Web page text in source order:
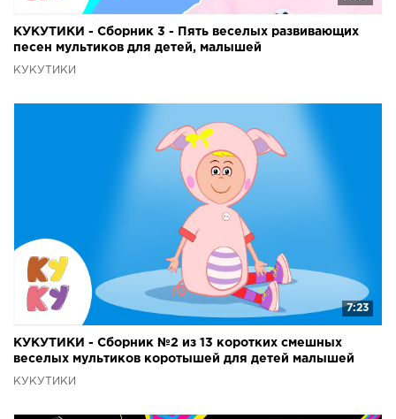
КУКУТИКИ - Сборник 3 - Пять веселых развивающих
песен мультиков для детей, малышей
КУКУТИКИ
7:23
КУКУТИКИ - Сборник №2 из 13 коротких смешных
веселых мультиков коротышей для детей малышей
КУКУТИКИ